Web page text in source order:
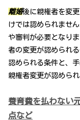
離婚後に親権者を変
けでは認められませ
や審判が必要となり
者の変更が認められ
認められる条件と、
親権者変更が認めら
養育費を払わない
点など